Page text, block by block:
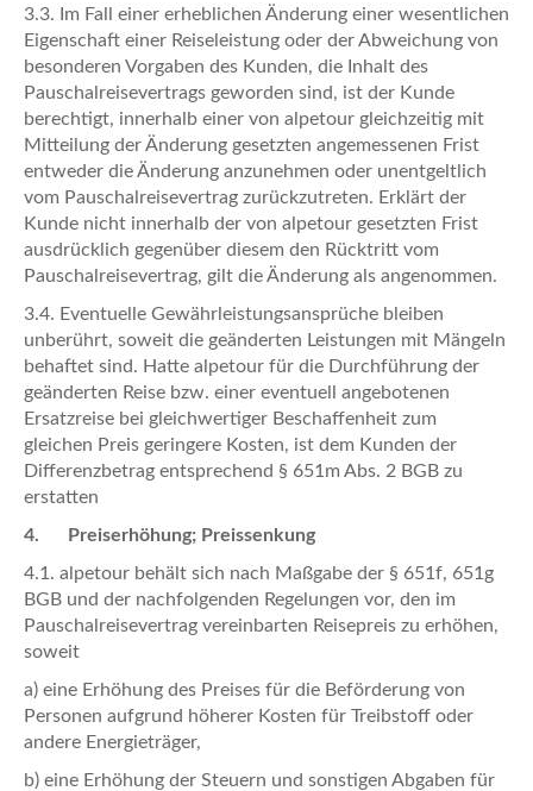
3.3. Im Fall einer erheblichen Änderung einer wesentlichen
Eigenschaft einer Reiseleistung oder der Abweichung von
besonderen Vorgaben des Kunden, die Inhalt des
Pauschalreisevertrags geworden sind, ist der Kunde
berechtigt, innerhalb einer von alpetour gleichzeitig mit
Mitteilung der Änderung gesetzten angemessenen Frist
entweder die Änderung anzunehmen oder unentgeltlich
vom Pauschalreisevertrag zurückzutreten. Erklärt der
Kunde nicht innerhalb der von alpetour gesetzten Frist
ausdrücklich gegenüber diesem den Rücktritt vom
Pauschalreisevertrag, gilt die Änderung als angenommen.
3.4. Eventuelle Gewährleistungsansprüche bleiben
unberührt, soweit die geänderten Leistungen mit Mängeln
behaftet sind. Hatte alpetour für die Durchführung der
geänderten Reise bzw. einer eventuell angebotenen
Ersatzreise bei gleichwertiger Beschaffenheit zum
gleichen Preis geringere Kosten, ist dem Kunden der
Differenzbetrag entsprechend § 651m Abs. 2 BGB zu
erstatten
4. Preiserhöhung; Preissenkung
4.1. alpetour behält sich nach Maßgabe der § 651f, 651g
BGB und der nachfolgenden Regelungen vor, den im
Pauschalreisevertrag vereinbarten Reisepreis zu erhöhen,
soweit
a) eine Erhöhung des Preises für die Beförderung von
Personen aufgrund höherer Kosten für Treibstoff oder
andere Energieträger,
b) eine Erhöhung der Steuern und sonstigen Abgaben für